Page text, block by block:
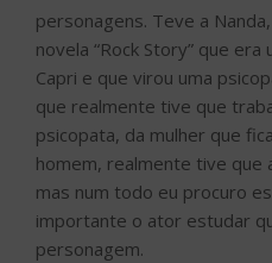
personagens. Teve a
novela “Rock Story” que
Capri e que virou uma
que realmente tive que
psicopata, da mulher que
homem, realmente tive que
mas num todo eu procuro
importante o ator estudar
personagem.